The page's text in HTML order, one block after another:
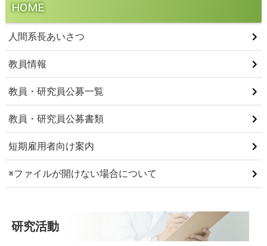
HOME
人間系長あいさつ
教員情報
教員・研究員公募一覧
教員・研究員公募書類
短期雇用者向け案内
※ファイルが開けない場合について
研究活動